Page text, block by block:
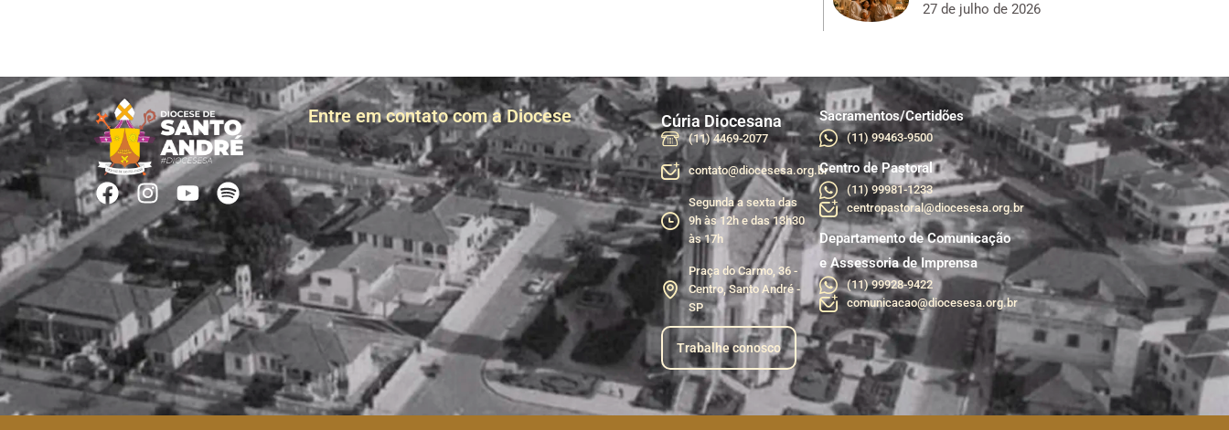
27 de julho de 2026
Entre em contato com a Diocese Cúria Diocesana
(11) 4469-2077
contato@diocesesa.org.br
Segunda a sexta das
9h às 12h e das 13h30
às 17h
Praça do Carmo, 36 -
Centro, Santo André -
SP
Trabalhe conosco
Sacramentos/Certidões
(11) 99463-9500
Centro de Pastoral
(11) 99981-1233
centropastoral@diocesesa.org.br
Departamento de Comunicação
e Assessoria de Imprensa
(11) 99928-9422
comunicacao@diocesesa.org.br